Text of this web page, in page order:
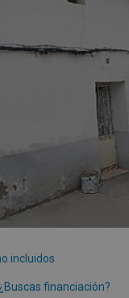
incluidos
¿Buscas financiación?